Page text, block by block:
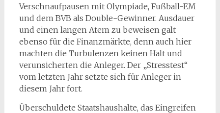
Verschnaufpausen mit Olympiade, Fußball-EM
und dem BVB als Double-Gewinner. Ausdauer
und einen langen Atem zu beweisen galt
ebenso für die Finanzmärkte, denn auch hier
machten die Turbulenzen keinen Halt und
verunsicherten die Anleger. Der „Stresstest“
vom letzten Jahr setzte sich für Anleger in
diesem Jahr fort.
Überschuldete Staatshaushalte, das Eingreifen